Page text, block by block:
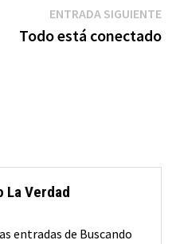
ENTRADA SIGUIENTE
Todo está conectado
La Verdad
entradas de Buscando